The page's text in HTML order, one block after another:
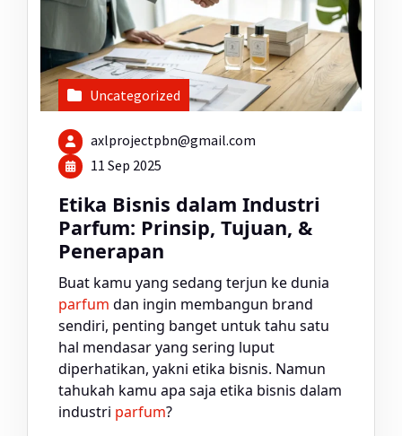
Uncategorized
axlprojectpbn@gmail.com
11 Sep 2025
Etika Bisnis dalam Industri
Parfum: Prinsip, Tujuan, &
Penerapan
Buat kamu yang sedang terjun ke dunia
parfum dan ingin membangun brand
sendiri, penting banget untuk tahu satu
hal mendasar yang sering luput
diperhatikan, yakni etika bisnis. Namun
tahukah kamu apa saja etika bisnis dalam
industri parfum?